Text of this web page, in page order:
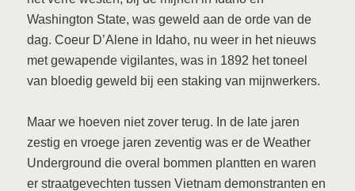
Washington State, was geweld aan de orde van de
dag. Coeur D’Alene in Idaho, nu weer in het nieuws
met gewapende vigilantes, was in 1892 het toneel
van bloedig geweld bij een staking van mijnwerkers.
Maar we hoeven niet zover terug. In de late jaren
zestig en vroege jaren zeventig was er de Weather
Underground die overal bommen plantten en waren
er straatgevechten tussen Vietnam demonstranten en